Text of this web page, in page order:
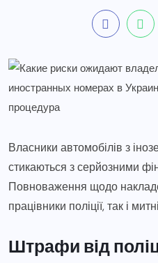
Власники автомобілів з
стикаються з серйозними
Повноваження щодо
працівники поліції, так і
Штрафи від